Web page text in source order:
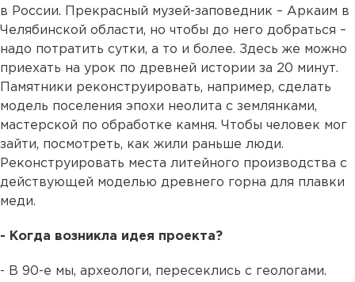
в России. Прекрасный музей-заповедник – Аркаим в
Челябинской области, но чтобы до него добраться –
надо потратить сутки, а то и более. Здесь же можно
приехать на урок по древней истории за 20 минут.
Памятники реконструировать, например, сделать
модель поселения эпохи неолита с землянками,
мастерской по обработке камня. Чтобы человек мог
зайти, посмотреть, как жили раньше люди.
Реконструировать места литейного производства с
действующей моделью древнего горна для плавки
меди.
- Когда возникла идея проекта?
- В 90-е мы, археологи, пересеклись с геологами.